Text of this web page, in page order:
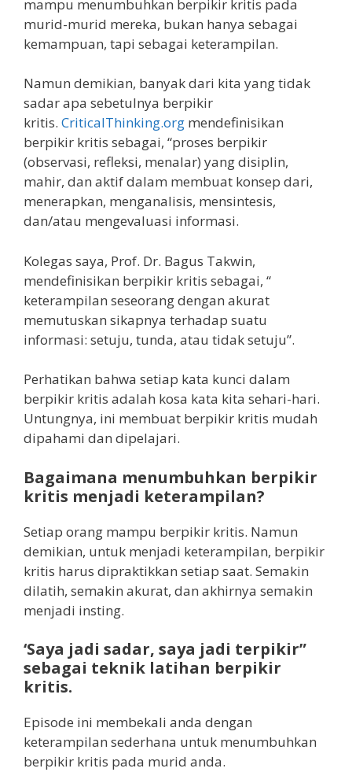
mampu menumbuhkan berpikir kritis pada
murid-murid mereka, bukan hanya sebagai
kemampuan, tapi sebagai keterampilan.
Namun demikian, banyak dari kita yang tidak
sadar apa sebetulnya berpikir
kritis. CriticalThinking.org mendefinisikan
berpikir kritis sebagai, “proses berpikir
(observasi, refleksi, menalar) yang disiplin,
mahir, dan aktif dalam membuat konsep dari,
menerapkan, menganalisis, mensintesis,
dan/atau mengevaluasi informasi.
Kolegas saya, Prof. Dr. Bagus Takwin,
mendefinisikan berpikir kritis sebagai, “
keterampilan seseorang dengan akurat
memutuskan sikapnya terhadap suatu
informasi: setuju, tunda, atau tidak setuju”.
Perhatikan bahwa setiap kata kunci dalam
berpikir kritis adalah kosa kata kita sehari-hari.
Untungnya, ini membuat berpikir kritis mudah
dipahami dan dipelajari.
Bagaimana menumbuhkan berpikir
kritis menjadi keterampilan?
Setiap orang mampu berpikir kritis. Namun
demikian, untuk menjadi keterampilan, berpikir
kritis harus dipraktikkan setiap saat. Semakin
dilatih, semakin akurat, dan akhirnya semakin
menjadi insting.
‘Saya jadi sadar, saya jadi terpikir”
sebagai teknik latihan berpikir
kritis.
Episode ini membekali anda dengan
keterampilan sederhana untuk menumbuhkan
berpikir kritis pada murid anda.